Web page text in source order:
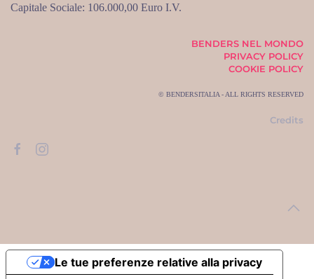
Capitale Sociale: 106.000,00 Euro I.V.
BENDERS NEL MONDO
PRIVACY POLICY
COOKIE POLICY
© BENDERSITALIA - ALL RIGHTS RESERVED
Credits
Le tue preferenze relative alla privacy